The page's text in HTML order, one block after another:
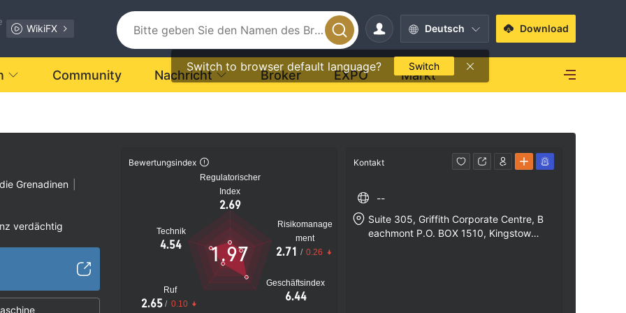
WikiFX Deutsch
Switch to browser default language? Switch
Download
Community Nachricht Broker EXPO Markt
Grenadinen
verdächtig
Bewertungsindex
Regulatorischer
Index
2.69
Technik
4.54
Ruf
2.65 / 0.10
Geschäftsindex
6.44
Risikomanage
ment
2.71 / 0.26
1.97
Kontakt
--
Suite 305, Griffith Corporate Centre, B
eachmont P.O. BOX 1510, Kingstown,